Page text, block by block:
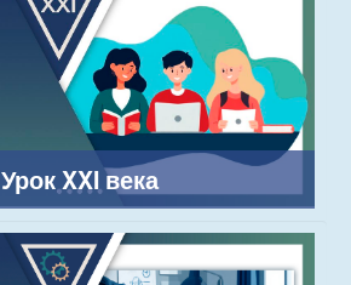
Урок XXI века